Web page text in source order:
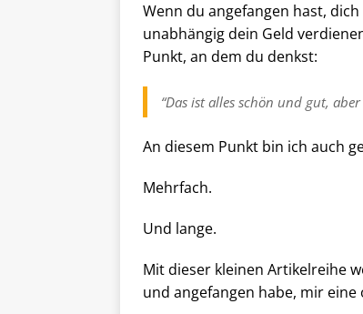
Wenn du angefangen hast,
unabhängig dein Geld
Punkt, an dem du denkst:
“Das ist alles schön und gut,
An diesem Punkt bin ich auch
Mehrfach.
Und lange.
Mit dieser kleinen Artikelreihe
und angefangen habe, mir